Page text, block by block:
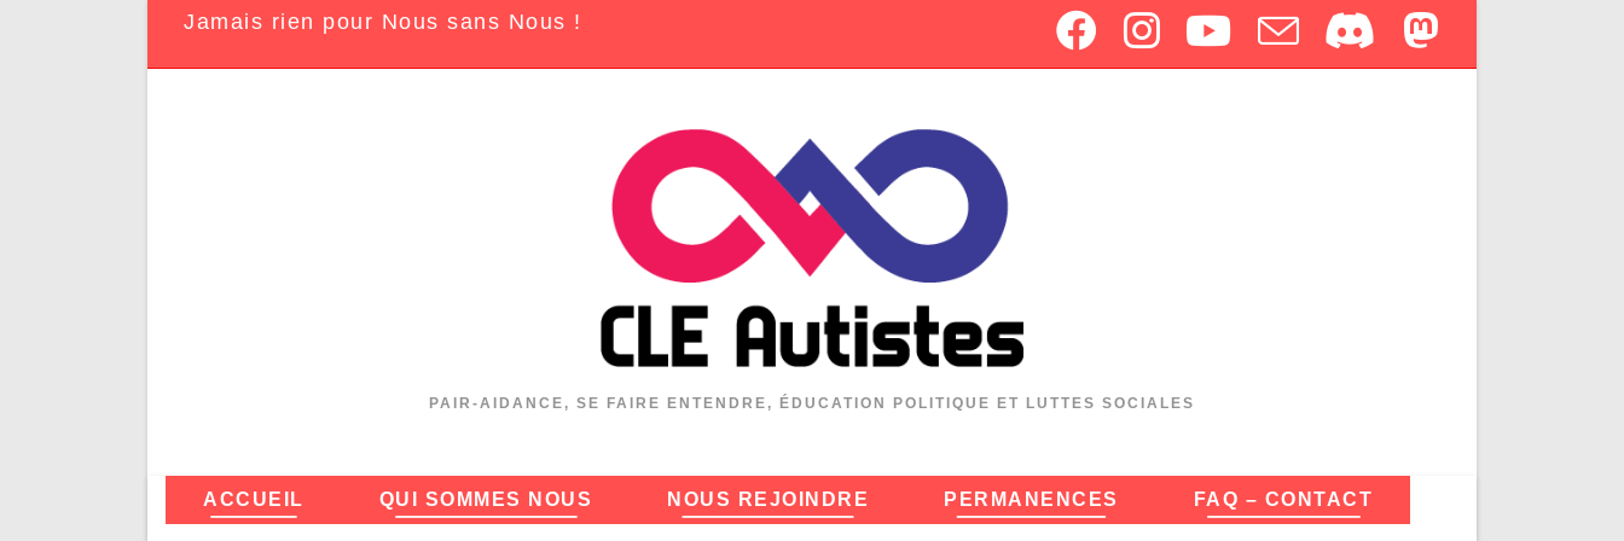
Jamais rien pour Nous sans Nous !
PAIR-AIDANCE, SE FAIRE ENTENDRE, ÉDUCATION POLITIQUE ET LUTTES SOCIALES
ACCUEIL QUI SOMMES NOUS NOUS REJOINDRE PERMANENCES FAQ – CONTACT